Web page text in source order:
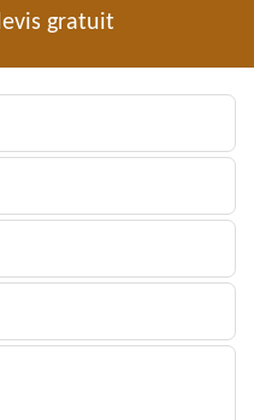
gratuit